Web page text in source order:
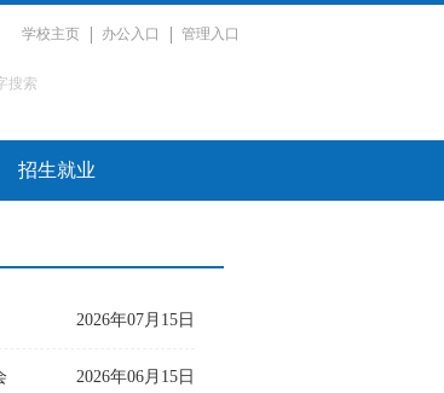
学校主页 办公入口 管理入口
招生就业
2026年07月15日
2026年06月15日